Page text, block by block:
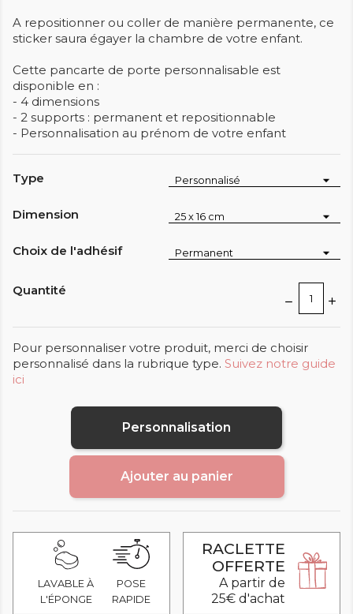
A repositionner ou coller de manière permanente, ce
sticker saura égayer la chambre de votre enfant.
Cette pancarte de porte personnalisable est
disponible en :
- 4 dimensions
- 2 supports : permanent et repositionnable
- Personnalisation au prénom de votre enfant
Type
Dimension
Choix de l'adhésif
Quantité
Pour personnaliser votre produit, merci de choisir
personnalisé dans la rubrique type. Suivez notre guide
ici
Personnalisation
Ajouter au panier
LAVABLE À
L'ÉPONGE
POSE
RAPIDE
RACLETTE
OFFERTE
A partir de
25€ d'achat